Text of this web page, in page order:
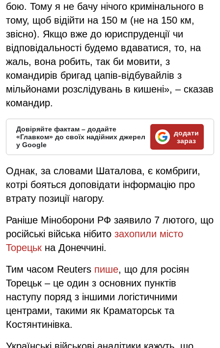
бою. Тому я не бачу нічого кримінального в
тому, щоб відійти на 150 м (не на 150 км,
звісно). Якщо вже до юриспруденції чи
відповідальності будемо вдаватися, то, на
жаль, вона робить, так би мовити, з
командирів бригад цапів-відбувайлів з
мільйонами розслідувань в кишені», – сказав
командир.
Довіряйте фактам – додайте
«Главком» до своїх надійних джерел
у Google
додати
зараз
Однак, за словами Шаталова, є комбриги,
котрі бояться доповідати інформацію про
втрату позиції нагору.
Раніше Міноборони РФ заявило 7 лютого, що
російські війська нібито захопили місто
Торецьк на Донеччині.
Тим часом Reuters пише, що для росіян
Торецьк – це один з основних пунктів
наступу поряд з іншими логістичними
центрами, такими як Краматорськ та
Костянтинівка.